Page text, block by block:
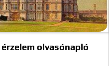
olvasónapló